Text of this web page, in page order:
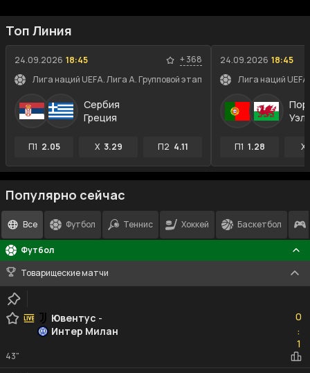
Топ Линия
24.09.2026 18:45 +368
Лига наций UEFA. Лига A. Групповой этап
Сербия
Греция
П1 2.05 X 3.29 П2 4.11
24.09.2026 18:45
Лига наций
П1 1.28 X
Популярно сейчас
Все Футбол Теннис Хоккей Баскетбол
Футбол
Товарищеские матчи
Ювентус -
Интер Милан
0
:1
1
43"